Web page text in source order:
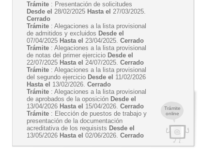
Trámite
online
Trámite : Presentación de solicitudes
Desde el 28/02/2025 Hasta el 27/03/2025.
Cerrado
Trámite : Alegaciones a la lista provisional
de admitidos y excluidos Desde el
07/04/2025 Hasta el 23/04/2025. Cerrado
Trámite : Alegaciones a la lista provisional
de notas del primer ejercicio Desde el
22/07/2025 Hasta el 24/07/2025. Cerrado
Trámite : Alegaciones a la lista provisional
del segundo ejercicio Desde el 11/02/2026
Hasta el 13/02/2026. Cerrado
Trámite : Alegaciones a la lista provisional
de aprobados de la oposición Desde el
13/04/2026 Hasta el 15/04/2026. Cerrado
Trámite : Elección de puestos de trabajo y
presentación de la documentación
acreditativa de los requisists Desde el
13/05/2026 Hasta el 02/06/2026. Cerrado